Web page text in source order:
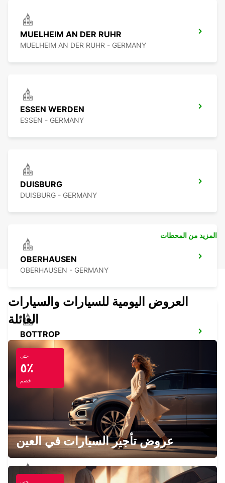
MUELHEIM AN DER RUHR
MUELHEIM AN DER RUHR - GERMANY
ESSEN WERDEN
ESSEN - GERMANY
DUISBURG
DUISBURG - GERMANY
OBERHAUSEN
OBERHAUSEN - GERMANY
BOTTROP
BOTTROP - GERMANY
ESSEN FRILLENDORF
ESSEN - GERMANY
المزيد من المحطات
العروض اليومية للسيارات والسيارات
العائلة
حتى
٥٪
خصم
عروض تأجير السيارات في العين
حتى